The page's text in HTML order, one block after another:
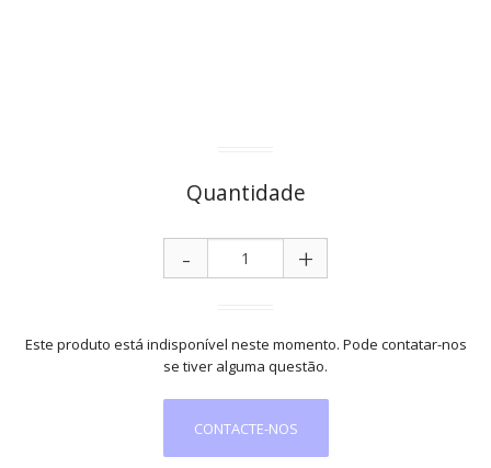
Quantidade
+
-
Este produto está indisponível neste momento. Pode contatar-nos
se tiver alguma questão.
CONTACTE-NOS